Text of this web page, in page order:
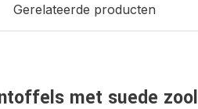
Gerelateerde producten
met suede zool